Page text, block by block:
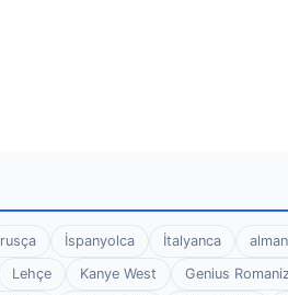
rusça İspanyolca İtalyanca
Lehçe Kanye West
Genius